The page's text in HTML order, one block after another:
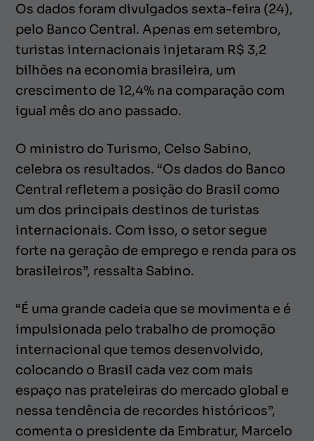
Os dados foram divulgados sexta-feira (24),
pelo Banco Central. Apenas em setembro,
turistas internacionais injetaram R$ 3,2
bilhões na economia brasileira, um
crescimento de 12,4% na comparação com
igual mês do ano passado.
O ministro do Turismo, Celso Sabino,
celebra os resultados. “Os dados do Banco
Central refletem a posição do Brasil como
um dos principais destinos de turistas
internacionais. Com isso, o setor segue
forte na geração de emprego e renda para os
brasileiros”, ressalta Sabino.
“É uma grande cadeia que se movimenta e é
impulsionada pelo trabalho de promoção
internacional que temos desenvolvido,
colocando o Brasil cada vez com mais
espaço nas prateleiras do mercado global e
nessa tendência de recordes históricos”,
comenta o presidente da Embratur, Marcelo